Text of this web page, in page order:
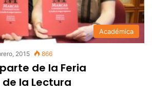
Académica
2015 866
de la Feria
la Lectura